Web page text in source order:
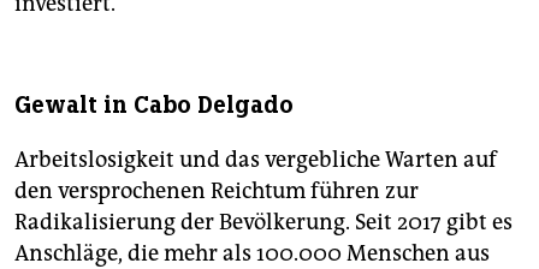
Gewalt in Cabo Delgado
Arbeitslosigkeit und das vergebliche Warten auf
den versprochenen Reichtum führen zur
Radikalisierung der Bevölkerung. Seit 2017 gibt es
Anschläge, die mehr als 100.000 Menschen aus